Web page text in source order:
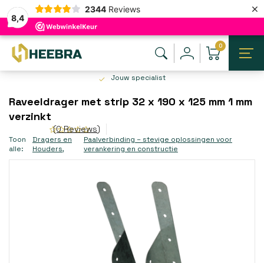
8,4
2344 Reviews ×
0
Jouw specialist
Raveeldrager met strip 32 x 190 x 125 mm 1 mm
verzinkt
(0 Reviews)
Toon
alle:
Dragers en
Houders,
Paalverbinding – stevige oplossingen voor
verankering en constructie